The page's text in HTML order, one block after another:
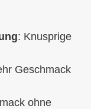
: Knusprige
Geschmack
ohne